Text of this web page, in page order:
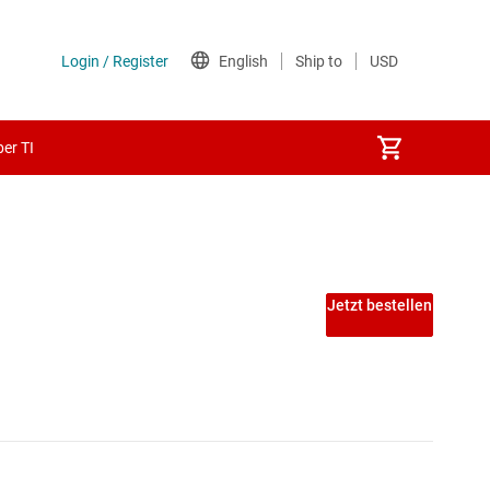
TI
Jetzt bestellen